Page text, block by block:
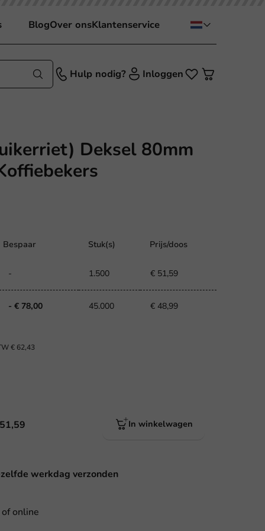
BlogOver onsKlantenservice
Hulp nodig? Inloggen
Deksel 80mm
Bespaar Stuk(s) Prijs/doos
- 1.500 € 51,59
- € 78,00 45.000 € 48,99
€ 62,43
In winkelwagen
werkdag verzonden
online